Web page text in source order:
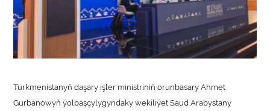
Türkmenistanyň daşary işler ministriniň orunbasary Ahmet
Gurbanowyň ýolbaşçylygyndaky wekiliýet Saud Arabystany